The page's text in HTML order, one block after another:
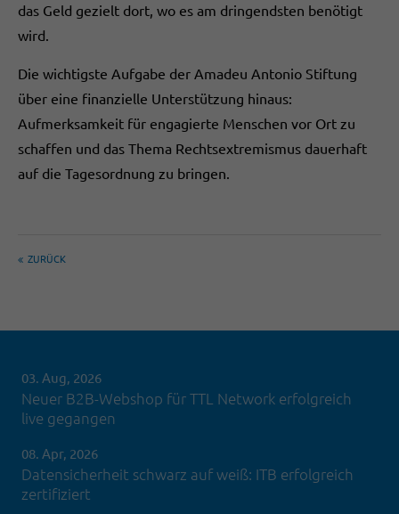
das Geld gezielt dort, wo es am dringendsten benötigt
wird.
Die wichtigste Aufgabe der Amadeu Antonio Stiftung
über eine finanzielle Unterstützung hinaus:
Aufmerksamkeit für engagierte Menschen vor Ort zu
schaffen und das Thema Rechtsextremismus dauerhaft
auf die Tagesordnung zu bringen.
ZURÜCK
03. Aug, 2026
Neuer B2B-Webshop für TTL Network erfolgreich
live gegangen
08. Apr, 2026
Datensicherheit schwarz auf weiß: ITB erfolgreich
zertifiziert